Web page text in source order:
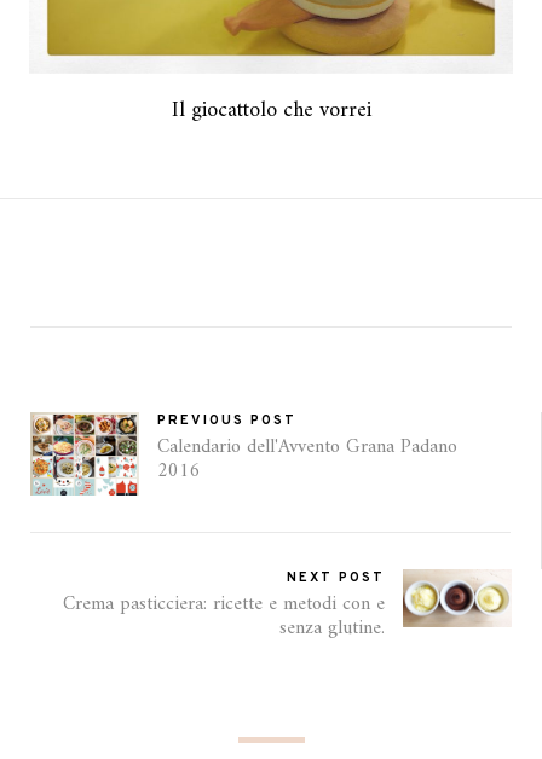
Il giocattolo che vorrei
PREVIOUS POST
Calendario dell'Avvento Grana Padano
2016
NEXT POST
Crema pasticciera: ricette e metodi con e
senza glutine.